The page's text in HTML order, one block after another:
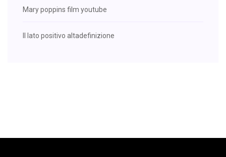
Mary poppins film youtube
Il lato positivo altadefinizione